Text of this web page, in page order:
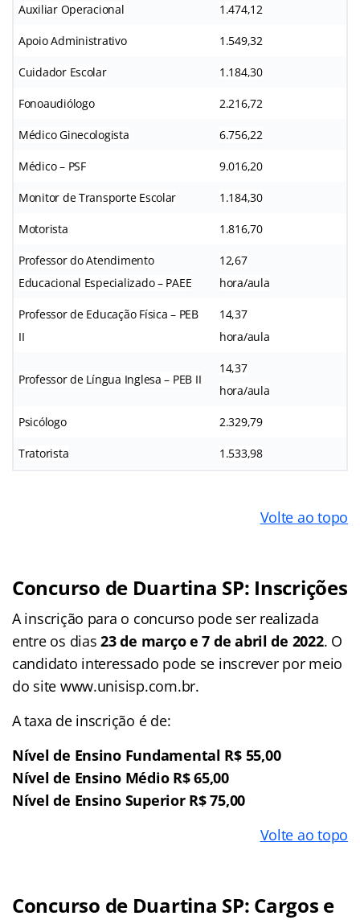
Auxiliar Operacional 1.474,12
Apoio Administrativo 1.549,32
Cuidador Escolar 1.184,30
Fonoaudiólogo 2.216,72
Médico Ginecologista 6.756,22
Médico – PSF 9.016,20
Monitor de Transporte Escolar 1.184,30
Motorista 1.816,70
Professor do Atendimento
Educacional Especializado – PAEE
12,67
hora/aula
Professor de Educação Física – PEB
II
14,37
hora/aula
Professor de Língua Inglesa – PEB II
14,37
hora/aula
Psicólogo 2.329,79
Tratorista 1.533,98
Volte ao topo
Concurso de Duartina SP: Inscrições
A inscrição para o concurso pode ser realizada
entre os dias23 de março e 7 de abril de 2022. O
candidato interessado pode se inscrever por meio
do site www.unisisp.com.br.
A taxa de inscrição é de:
Nível de Ensino Fundamental R$ 55,00
Nível de Ensino Médio R$ 65,00
Nível de Ensino Superior R$ 75,00
Volte ao topo
Concurso de Duartina SP: Cargos e